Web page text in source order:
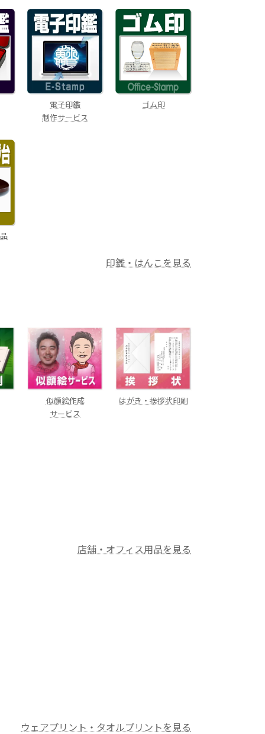
電子印鑑
制作サービス
ゴム印
印鑑・はんこを見る
似顔絵作成
サービス
はがき・挨拶状印刷
店舗・オフィス用品を見る
ウェアプリント・タオルプリントを見る